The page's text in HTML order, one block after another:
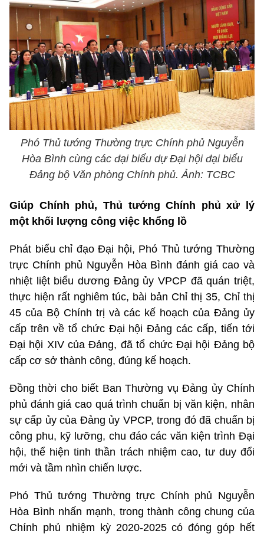
Phó Thủ tướng Thường trực Chính phủ Nguyễn
Hòa Bình cùng các đại biểu dự Đại hội đại biểu
Đảng bộ Văn phòng Chính phủ. Ảnh: TCBC
Giúp Chính phủ, Thủ tướng Chính phủ xử lý
một khối lượng công việc khổng lồ
Phát biểu chỉ đạo Đại hội, Phó Thủ tướng Thường
trực Chính phủ Nguyễn Hòa Bình đánh giá cao và
nhiệt liệt biểu dương Đảng ủy VPCP đã quán triệt,
thực hiện rất nghiêm túc, bài bản Chỉ thị 35, Chỉ thị
45 của Bộ Chính trị và các kế hoạch của Đảng ủy
cấp trên về tổ chức Đại hội Đảng các cấp, tiến tới
Đại hội XIV của Đảng, đã tổ chức Đại hội Đảng bộ
cấp cơ sở thành công, đúng kế hoạch.
Đồng thời cho biết Ban Thường vụ Đảng ủy Chính
phủ đánh giá cao quá trình chuẩn bị văn kiện, nhân
sự cấp ủy của Đảng ủy VPCP, trong đó đã chuẩn bị
công phu, kỹ lưỡng, chu đáo các văn kiện trình Đại
hội, thể hiện tinh thần trách nhiệm cao, tư duy đổi
mới và tầm nhìn chiến lược.
Phó Thủ tướng Thường trực Chính phủ Nguyễn
Hòa Bình nhấn mạnh, trong thành công chung của
Chính phủ nhiệm kỳ 2020-2025 có đóng góp hết